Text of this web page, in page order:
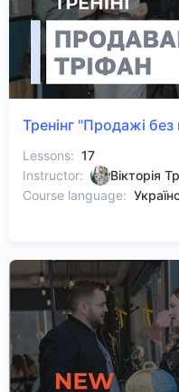
Тренінг "Продажі без
Lessons: 17
Instructor:
Вікторія
Course language: